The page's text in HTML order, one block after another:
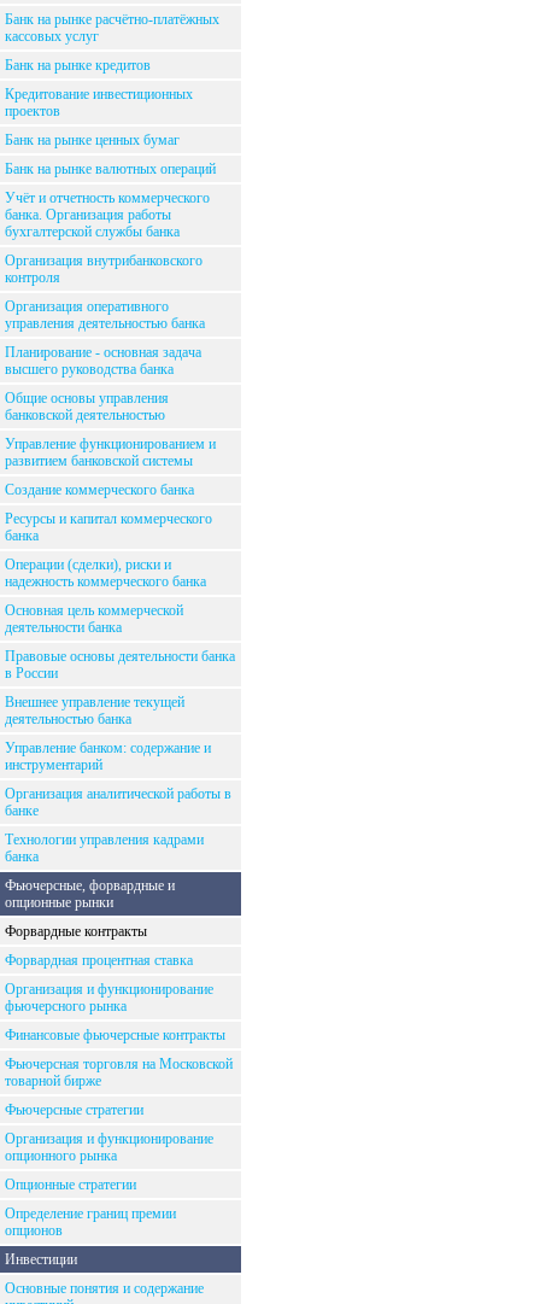
Банк на рынке расчётно-платёжных
кассовых услуг
Банк на рынке кредитов
Кредитование инвестиционных
проектов
Банк на рынке ценных бумаг
Банк на рынке валютных операций
Учёт и отчетность коммерческого
банка. Организация работы
бухгалтерской службы банка
Организация внутрибанковского
контроля
Организация оперативного
управления деятельностью банка
Планирование - основная задача
высшего руководства банка
Общие основы управления
банковской деятельностью
Управление функционированием и
развитием банковской системы
Создание коммерческого банка
Ресурсы и капитал коммерческого
банка
Операции (сделки), риски и
надежность коммерческого банка
Основная цель коммерческой
деятельности банка
Правовые основы деятельности банка
в России
Внешнее управление текущей
деятельностью банка
Управление банком: содержание и
инструментарий
Организация аналитической работы в
банке
Технологии управления кадрами
банка
Фьючерсные, форвардные и
опционные рынки
Форвардные контракты
Форвардная процентная ставка
Организация и функционирование
фьючерсного рынка
Финансовые фьючерсные контракты
Фьючерсная торговля на Московской
товарной бирже
Фьючерсные стратегии
Организация и функционирование
опционного рынка
Опционные стратегии
Определение границ премии
опционов
Инвестиции
Основные понятия и содержание